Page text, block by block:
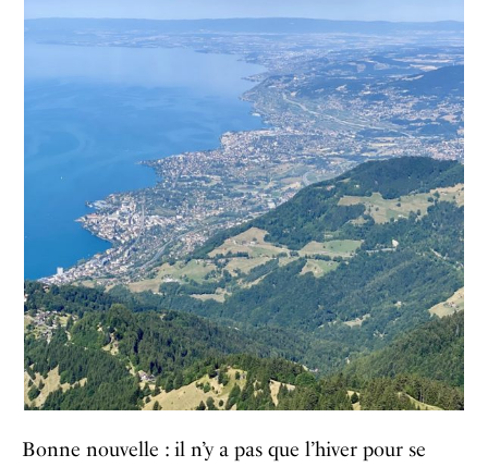
Bonne nouvelle : il n’y a pas que l’hiver pour se